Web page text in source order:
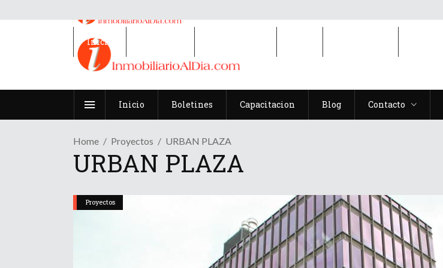
Inicio Boletines Capacitacion Blog Contacto
Inicio
Home Proyectos URBAN PLAZA
URBAN PLAZA
Proyectos